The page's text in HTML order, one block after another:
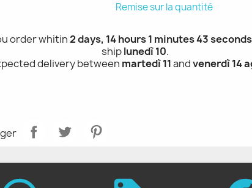
Remise sur la quantité
order whitin2 days, 14 hours 1 minutes 42 seconds
shiplunedì 10.
delivery between martedì 11andvenerdì 14